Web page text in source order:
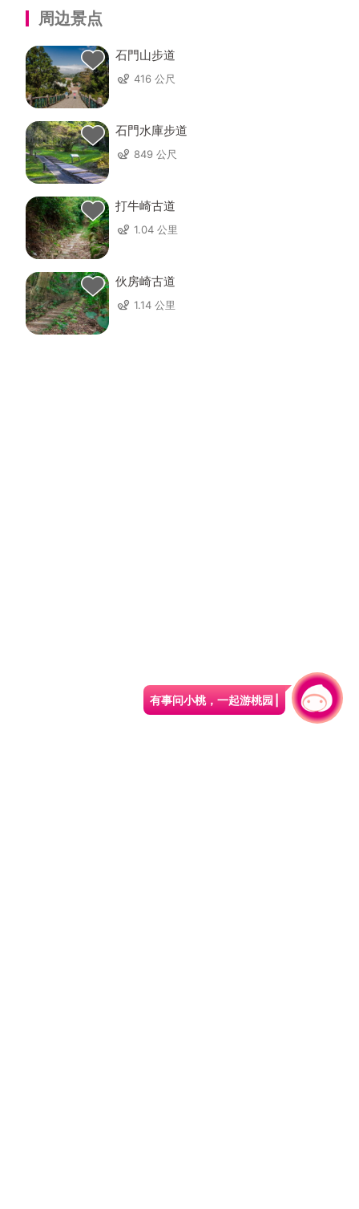
周边景点
石門山步道
416 公尺
石門水庫步道
849 公尺
打牛崎古道
1.04 公里
伙房崎古道
1.14 公里
有事问小桃，一起游桃园